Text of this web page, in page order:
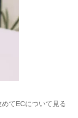
てECについて見る